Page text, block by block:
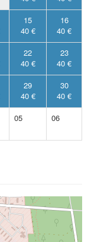
15
40 €
16
40 €
22
40 €
23
40 €
29
40 €
30
40 €
05 06